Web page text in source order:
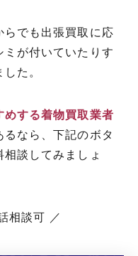
でも出張買取に応
が付いていたりす
た。
する着物買取業者
なら、下記のボタ
談してみましょ
相談可 ／